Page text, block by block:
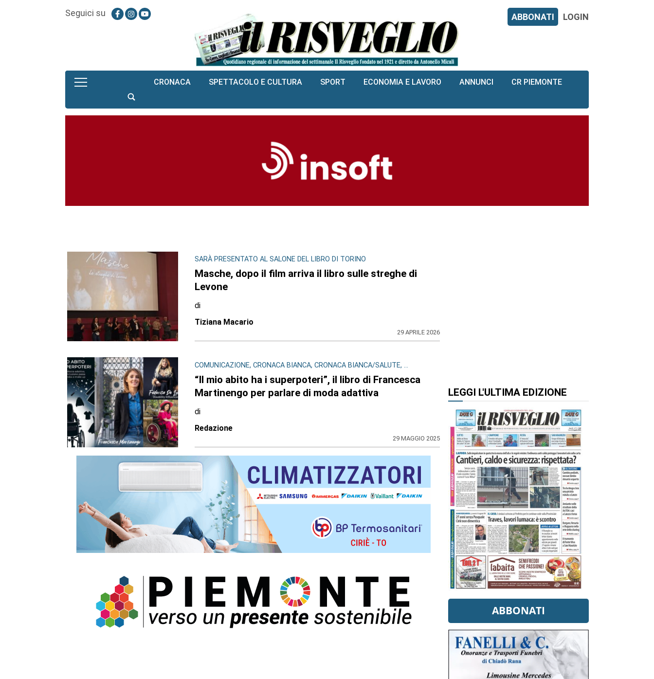
Seguici su ABBONATI LOGIN
CRONACA SPETTACOLO E CULTURA SPORT ECONOMIA E LAVORO ANNUNCI CR PIEMONTE
SARÀ PRESENTATO AL SALONE DEL LIBRO DI TORINO
Masche, dopo il film arriva il libro sulle streghe di
Levone
di
Tiziana Macario
29 APRILE 2026
COMUNICAZIONE, CRONACA BIANCA, CRONACA BIANCA/SALUTE, ...
“Il mio abito ha i superpoteri”, il libro di Francesca
Martinengo per parlare di moda adattiva
di
Redazione
29 MAGGIO 2025
LEGGI L'ULTIMA EDIZIONE
ABBONATI